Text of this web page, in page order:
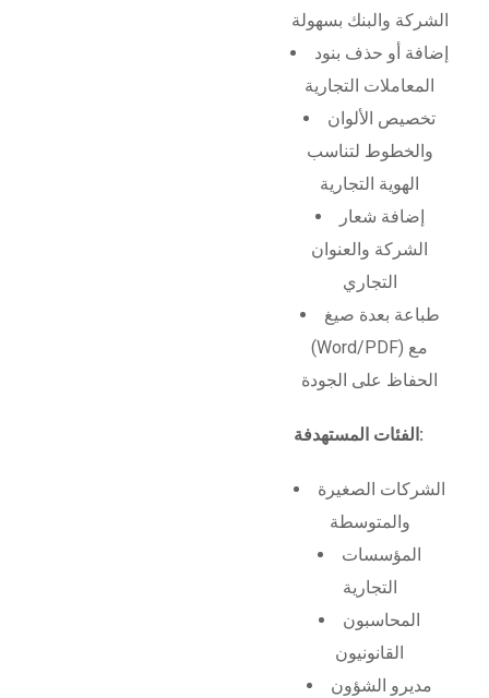
الشركة والبنك بسهولة
إضافة أو حذف بنود
المعاملات التجارية
تخصيص الألوان
والخطوط لتناسب
الهوية التجارية
إضافة شعار
الشركة والعنوان
التجاري
طباعة بعدة صيغ
(Word/PDF) مع
الحفاظ على الجودة
الفئات المستهدفة:
الشركات الصغيرة
والمتوسطة
المؤسسات
التجارية
المحاسبون
القانونيون
مديرو الشؤون